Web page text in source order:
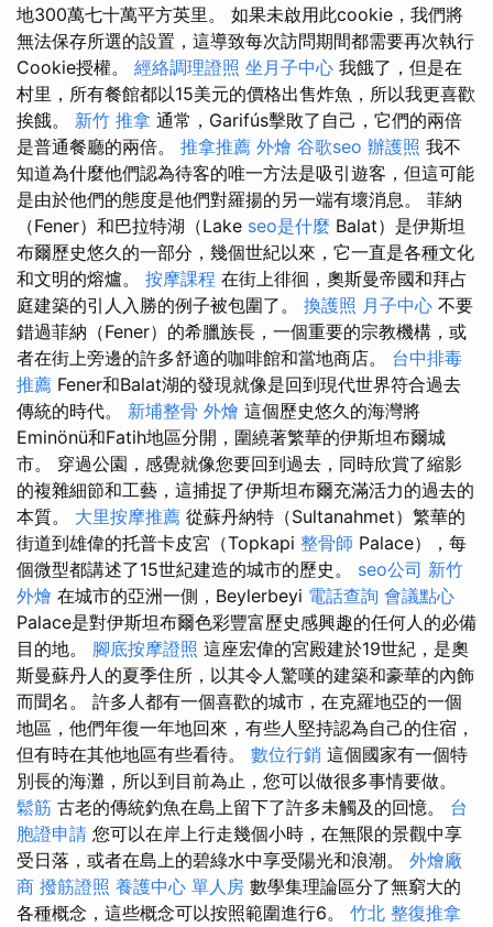
地300萬七十萬平方英里。 如果未啟用此cookie，我們將
無法保存所選的設置，這導致每次訪問期間都需要再次執行
Cookie授權。 經絡調理證照 坐月子中心 我餓了，但是在
村里，所有餐館都以15美元的價格出售炸魚，所以我更喜歡
挨餓。 新竹 推拿 通常，Garifús擊敗了自己，它們的兩倍
是普通餐廳的兩倍。 推拿推薦 外燴 谷歌seo 辦護照 我不
知道為什麼他們認為待客的唯一方法是吸引遊客，但這可能
是由於他們的態度是他們對羅揚的另一端有壞消息。 菲納
（Fener）和巴拉特湖（Lake seo是什麼 Balat）是伊斯坦
布爾歷史悠久的一部分，幾個世紀以來，它一直是各種文化
和文明的熔爐。 按摩課程 在街上徘徊，奧斯曼帝國和拜占
庭建築的引人入勝的例子被包圍了。 換護照 月子中心 不要
錯過菲納（Fener）的希臘族長，一個重要的宗教機構，或
者在街上旁邊的許多舒適的咖啡館和當地商店。 台中排毒
推薦 Fener和Balat湖的發現就像是回到現代世界符合過去
傳統的時代。 新埔整骨 外燴 這個歷史悠久的海灣將
Eminönü和Fatih地區分開，圍繞著繁華的伊斯坦布爾城
市。 穿過公園，感覺就像您要回到過去，同時欣賞了縮影
的複雜細節和工藝，這捕捉了伊斯坦布爾充滿活力的過去的
本質。 大里按摩推薦 從蘇丹納特（Sultanahmet）繁華的
街道到雄偉的托普卡皮宮（Topkapi 整骨師 Palace），每
個微型都講述了15世紀建造的城市的歷史。 seo公司 新竹
外燴 在城市的亞洲一側，Beylerbeyi 電話查詢 會議點心
Palace是對伊斯坦布爾色彩豐富歷史感興趣的任何人的必備
目的地。 腳底按摩證照 這座宏偉的宮殿建於19世紀，是奧
斯曼蘇丹人的夏季住所，以其令人驚嘆的建築和豪華的內飾
而聞名。 許多人都有一個喜歡的城市，在克羅地亞的一個
地區，他們年復一年地回來，有些人堅持認為自己的住宿，
但有時在其他地區有些看待。 數位行銷 這個國家有一個特
別長的海灘，所以到目前為止，您可以做很多事情要做。
鬆筋 古老的傳統釣魚在島上留下了許多未觸及的回憶。 台
胞證申請 您可以在岸上行走幾個小時，在無限的景觀中享
受日落，或者在島上的碧綠水中享受陽光和浪潮。 外燴廠
商 撥筋證照 養護中心 單人房 數學集理論區分了無窮大的
各種概念，這些概念可以按照範圍進行6。 竹北 整復推拿